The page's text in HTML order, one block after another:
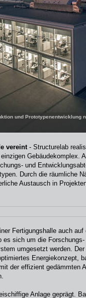
und Prototypenentwicklung
vereint- Structurelab
Gebäudekomplex.
und
Durch die räumliche
Austausch in
Fertigungshalle auch
es sich um die
umgesetzt werden.
Energiekonzept,
der effizient gedämmten
Anlage geprägt.